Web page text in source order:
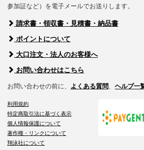
参加証など）を電子メールでお送りします。
請求書・領収書・見積書・納品書
ポイントについて
大口注文・法人のお客様へ
お問い合わせはこちら
お問い合わせの前に、 よくある質問、 ヘルプ一
利用規約
特定商取引法に基づく表示
個人情報保護について
著作権・リンクについて
翔泳社について